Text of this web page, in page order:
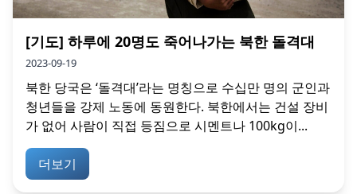
[기도] 하루에 20명도 죽어나가는 북한 돌격대
2023-09-19
북한 당국은 ‘돌격대’라는 명칭으로 수십만 명의 군인과
청년들을 강제 노동에 동원한다. 북한에서는 건설 장비
가 없어 사람이 직접 등짐으로 시멘트나 100kg이...
더보기